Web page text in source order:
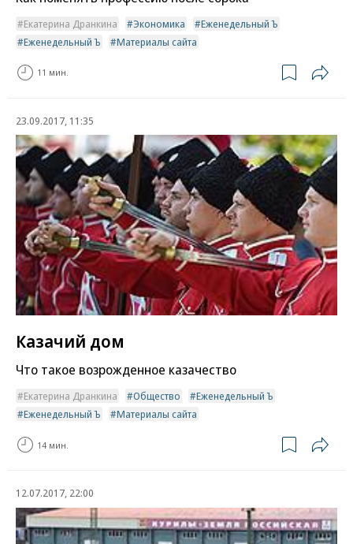
Екатерина Дранкина Экономика
Еженедельный Ъ
Еженедельный Ъ
Материалы сайта
11 мин.
23.09.2017, 11:35
Казачий дом
Что такое возрожденное казачество
Екатерина Дранкина Общество
Еженедельный Ъ
Еженедельный Ъ
Материалы сайта
14 мин.
12.07.2017, 22:00